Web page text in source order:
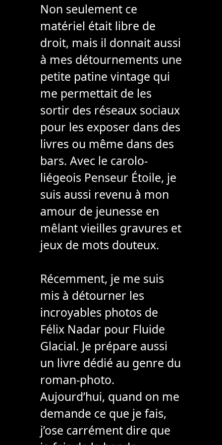
Non seulement ce
matériel était libre de
droit, mais il donnait aussi
à mes détournements une
petite patine vintage qui
me permettait de les
sortir des réseaux sociaux
pour les exposer dans des
livres ou même dans des
bars. Avec le carolo-
liégeois Penseur Étoile, je
suis aussi revenu à mon
amour de jeunesse en
mêlant vieilles gravures et
jeux de mots douteux.
Récemment, je me suis
mis à détourner les
incroyables photos de
Félix Nadar pour Fluide
Glacial. Je prépare aussi
un livre dédié au genre du
roman-photo.
Aujourd’hui, quand on me
demande ce que je fais,
j’ose carrément dire que